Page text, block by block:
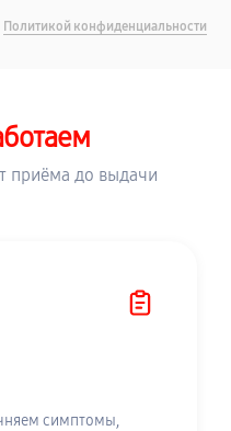
Политикой конфиденциальности
приёма до выдачи
симптомы,